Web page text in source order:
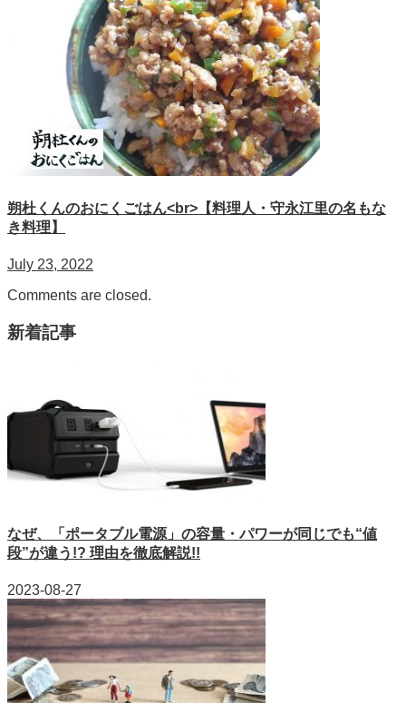
朔杜くんのおにくごはん<br>【料理人・守永江里の名もな
き料理】
July 23, 2022
Comments are closed.
新着記事
なぜ、「ポータブル電源」の容量・パワーが同じでも“値
段”が違う!? 理由を徹底解説!!
2023-08-27